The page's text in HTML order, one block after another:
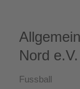
Nord e.V.
Fussball